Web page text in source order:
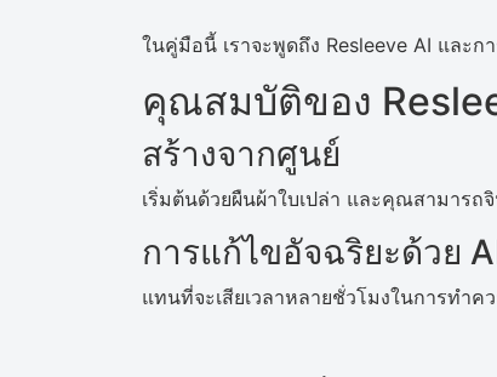
ในคู่มือนี้ เราจะพูดถึง Resleeve AI และก
คุณสมบัติของ
สร้างจากศูนย์
เริ่มต้นด้วยผืนผ้าใบเปล่า และคุณสามารถ
การแก้ไขอัจฉริยะด้วย
แทนที่จะเสียเวลาหลายชั่วโมงในการทำ